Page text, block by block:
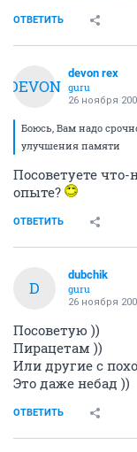
ОТВЕТИТЬ
DEVON
devon rex
guru
26 ноября
Боюсь, Вам надо
улучшения памяти
Посоветуете
опыте?
ОТВЕТИТЬ
D
dubchik
guru
26 ноября
Посоветую ))
Пирацетам ))
Или другие с
Это даже небад ))
ОТВЕТИТЬ